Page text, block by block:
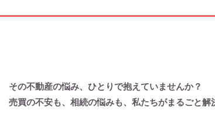
その不動産の悩み、ひとりで抱えていませんか？
売買の不安も、相続の悩みも、私たちがまるごと解